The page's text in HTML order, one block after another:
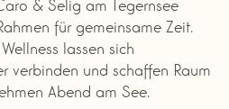
für gemeinsame Zeit.
lassen sich
verbinden und schaffen Raum
Abend am See.